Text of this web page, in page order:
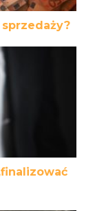
sprzedaż”